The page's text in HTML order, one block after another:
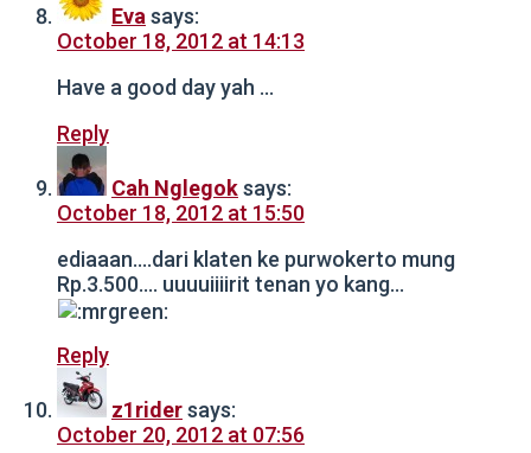
Eva says:
October 18, 2012 at 14:13
Have a good day yah …
Reply
Cah Nglegoksays:
October 18, 2012 at 15:50
ediaaan….dari klaten ke purwokerto mung
Rp.3.500…. uuuuiiiirit tenan yo kang…
Reply
z1ridersays:
October 20, 2012 at 07:56